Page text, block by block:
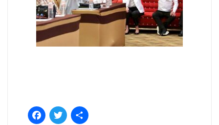
Tags:นครราชสีมา